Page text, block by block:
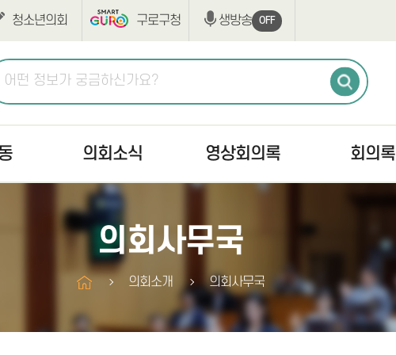
청소년의회 구로구청 생방송 OFF
의회소식
공지사항
고시/공고
의사일정
조례·규칙입법예고
영상회의록
본회의
상임위원회
구정질문
회의록
구정질문
부록검색
의회사무국
의회소개 의회사무국